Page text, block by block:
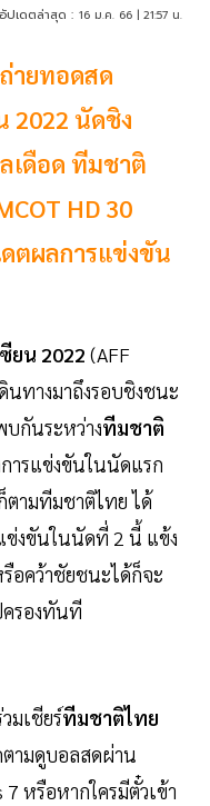
อัปเดตล่าสุด : 16 ม.ค. 66 | 21:57 น.
ายทอดสด
2022 นัดชิง
เดือด ทีมชาติ
HD 30
ตผลการแข่งขัน
ยน 2022 (AFF
นทางมาถึงรอบชิงชนะ
กันระหว่างทีมชาติ
ารแข่งขันในนัดแรก
ตามทีมชาติไทย ได้
ข่งขันในนัดที่ 2 นี้ แข้ง
อคว้าชัยชนะได้ก็จะ
รองทันที
มเชียร์ทีมชาติไทย
ตามดูบอลสดผ่าน
หรือหากใครมีตั๋วเข้า